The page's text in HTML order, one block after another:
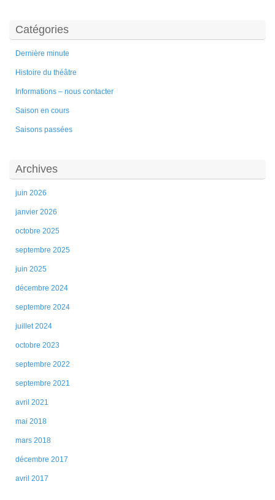
Catégories
Dernière minute
Histoire du théâtre
Informations – nous contacter
Saison en cours
Saisons passées
Archives
juin 2026
janvier 2026
octobre 2025
septembre 2025
juin 2025
décembre 2024
septembre 2024
juillet 2024
octobre 2023
septembre 2022
septembre 2021
avril 2021
mai 2018
mars 2018
décembre 2017
avril 2017